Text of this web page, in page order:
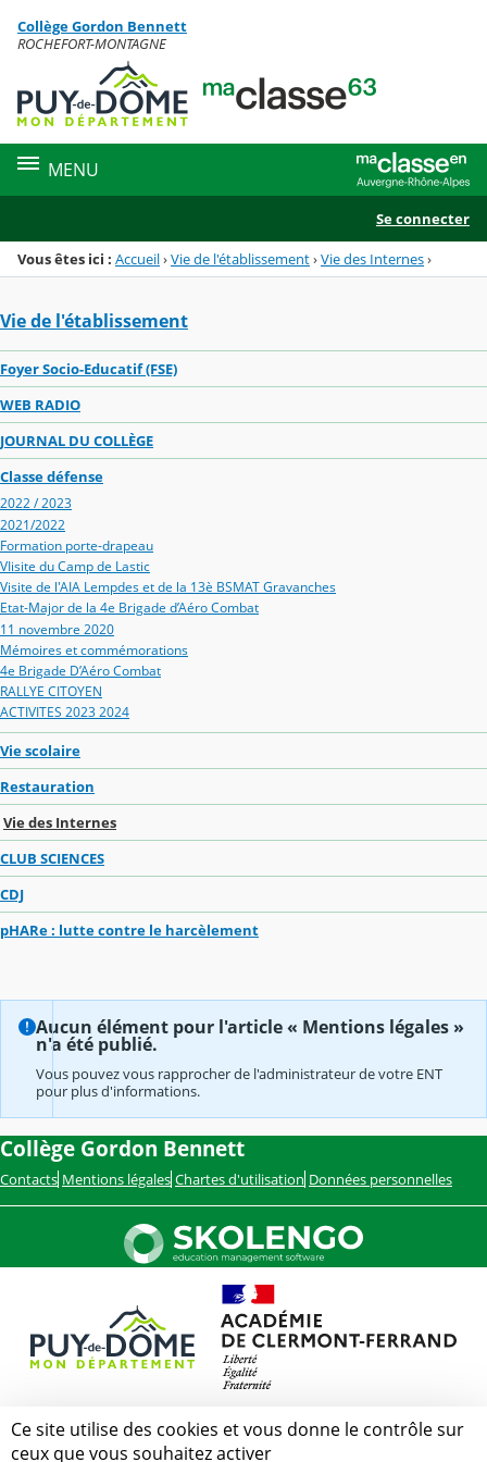
Menu de la rubrique
Contenu
Collège Gordon Bennett
ROCHEFORT-MONTAGNE
MENU
Se connecter
Vous êtes ici : Accueil›Vie de l'établissement›Vie des Internes›
Vie de l'établissement
Foyer Socio-Educatif (FSE)
WEB RADIO
JOURNAL DU COLLÈGE
Classe défense
2022 / 2023
2021/2022
Formation porte-drapeau
VIisite du Camp de Lastic
Visite de l'AIA Lempdes et de la 13è BSMAT Gravanches
Etat-Major de la 4e Brigade d’Aéro Combat
11 novembre 2020
Mémoires et commémorations
4e Brigade D’Aéro Combat
RALLYE CITOYEN
ACTIVITES 2023 2024
Vie scolaire
Restauration
Vie des Internes
CLUB SCIENCES
CDJ
pHARe : lutte contre le harcèlement
Aucun élément pour l'article « Mentions légales »
n'a été publié.
Vous pouvez vous rapprocher de l'administrateur de votre ENT
pour plus d'informations.
Collège Gordon Bennett
Contacts Mentions légales Chartes d'utilisation Données personnelles
Ce site utilise des cookies et vous donne le contrôle sur
ceux que vous souhaitez activer